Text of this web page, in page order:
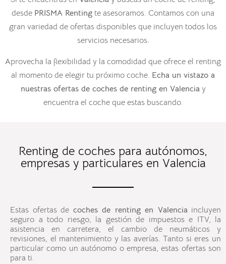
desde PRISMA Renting te asesoramos. Contamos con una
gran variedad de ofertas disponibles que incluyen todos los
servicios necesarios.
Aprovecha la flexibilidad y la comodidad que ofrece el renting
al momento de elegir tu próximo coche. Echa un vistazo a
nuestras ofertas de coches de renting en Valenciay
encuentra el coche que estas buscando.
Renting de coches para autónomos,
empresas y particulares en Valencia
Estas ofertas de coches de renting en Valenciaincluyen
seguro a todo riesgo, la gestión de impuestos e ITV, la
asistencia en carretera, el cambio de neumáticos y
revisiones, el mantenimiento y las averías. Tanto si eres un
particular como un autónomo o empresa, estas ofertas son
para ti.